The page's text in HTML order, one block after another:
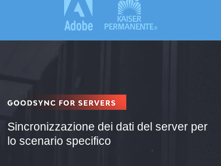
Sincronizzazione dei dati del server per
lo scenario specifico